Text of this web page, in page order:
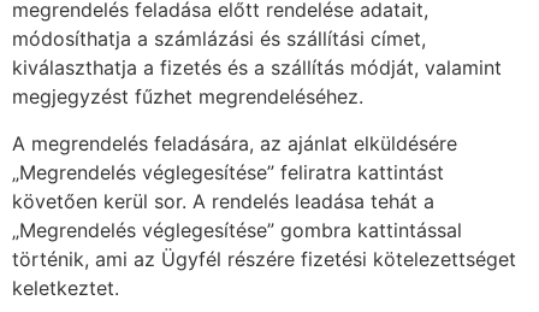
megrendelés feladása előtt rendelése adatait,
módosíthatja a számlázási és szállítási címet,
kiválaszthatja a fizetés és a szállítás módját, valamint
megjegyzést fűzhet megrendeléséhez.
A megrendelés feladására, az ajánlat elküldésére
„Megrendelés véglegesítése” feliratra kattintást
követően kerül sor. A rendelés leadása tehát a
„Megrendelés véglegesítése” gombra kattintással
történik, ami az Ügyfél részére fizetési kötelezettséget
keletkeztet.